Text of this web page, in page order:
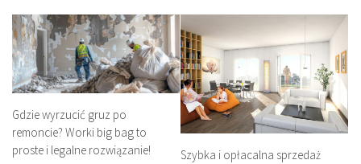
Gdzie wyrzucić gruz po
remoncie? Worki big bag to
proste i legalne rozwiązanie!
Szybka i opłacalna sprzedaż